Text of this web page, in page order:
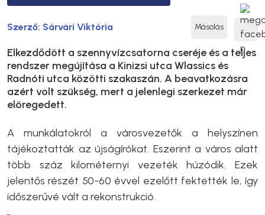
Szerző: Sárvári Viktória Másolás
Elkezdődött a szennyvízcsatorna cseréje és a teljes
rendszer megújítása a Kinizsi utca Wlassics és
Radnóti utca közötti szakaszán. A beavatkozásra
azért volt szükség, mert a jelenlegi szerkezet már
elöregedett.
A munkálatokról a városvezetők a helyszínen
tájékoztatták az újságírókat. Eszerint a város alatt
több száz kilométernyi vezeték húzódik. Ezek
jelentős részét 50-60 évvel ezelőtt fektették le, így
időszerűvé vált a rekonstrukció.